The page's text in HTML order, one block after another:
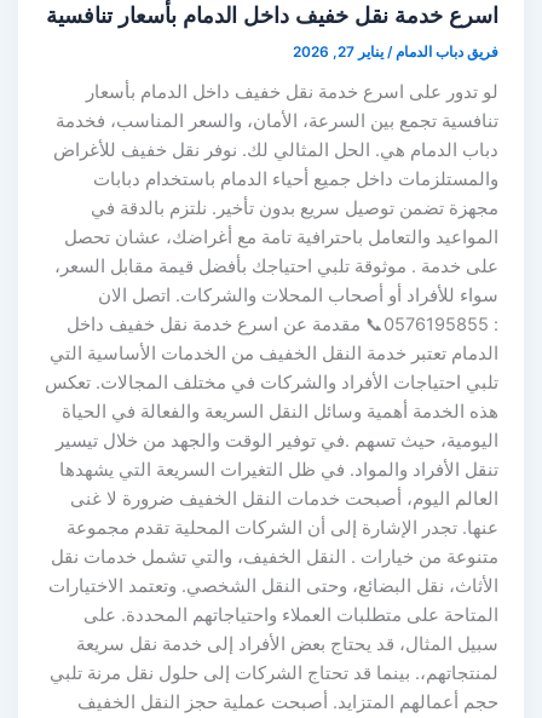
اسرع خدمة نقل خفيف داخل الدمام بأسعار تنافسية
فريق دباب الدمام/يناير 27, 2026
لو تدور على اسرع خدمة نقل خفيف داخل الدمام بأسعار
تنافسية تجمع بين السرعة، الأمان، والسعر المناسب، فخدمة
دباب الدمام هي. الحل المثالي لك. نوفر نقل خفيف للأغراض
والمستلزمات داخل جميع أحياء الدمام باستخدام دبابات
مجهزة تضمن توصيل سريع بدون تأخير. نلتزم بالدقة في
المواعيد والتعامل باحترافية تامة مع أغراضك، عشان تحصل
على خدمة . موثوقة تلبي احتياجك بأفضل قيمة مقابل السعر،
سواء للأفراد أو أصحاب المحلات والشركات. اتصل الان
: 0576195855📞 مقدمة عن اسرع خدمة نقل خفيف داخل
الدمام تعتبر خدمة النقل الخفيف من الخدمات الأساسية التي
تلبي احتياجات الأفراد والشركات في مختلف المجالات. تعكس
هذه الخدمة أهمية وسائل النقل السريعة والفعالة في الحياة
اليومية، حيث تسهم .في توفير الوقت والجهد من خلال تيسير
تنقل الأفراد والمواد. في ظل التغيرات السريعة التي يشهدها
العالم اليوم، أصبحت خدمات النقل الخفيف ضرورة لا غنى
عنها. تجدر الإشارة إلى أن الشركات المحلية تقدم مجموعة
متنوعة من خيارات . النقل الخفيف، والتي تشمل خدمات نقل
الأثاث، نقل البضائع، وحتى النقل الشخصي. وتعتمد الاختيارات
المتاحة على متطلبات العملاء واحتياجاتهم المحددة. على
سبيل المثال، قد يحتاج بعض الأفراد إلى خدمة نقل سريعة
لمنتجاتهم،. بينما قد تحتاج الشركات إلى حلول نقل مرنة تلبي
حجم أعمالهم المتزايد. أصبحت عملية حجز النقل الخفيف